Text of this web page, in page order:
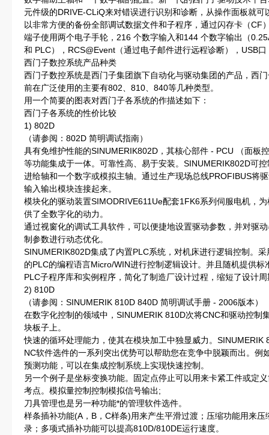
元件级的DRIVE-CLiQ来对错误进行识别和诊断，从操作面板就
以非常方便的备份全部调试数据文件和子程序，通过闪存卡（CF
端子使用两个电子手轮，216 个数字输入和144 个数字输出（
和 PLC），RCS@Event（通过电子邮件进行远程诊断），USB
西门子数控系统产品种类
西门子数控系统是西门子集团旗下自动化与驱动集团的产品，西
前在广泛使用的主要有802、810、840等几种类型。
用一个简要的图表对西门子各系统的作描述如下：
西门子各系统的性价比较
1) 802D
（请参阅：802D 简明调试指南）
具有免维护性能的SINUMERIK802D，其核心部件 - PCU （面板
等功能集成于一体。可靠性高、易于安装。 SINUMERIK802D可
进给轴和一个数字或模拟主轴。通过生产现场总线PROFIBUS将
输入输出模块连接起来。
模块化的驱动装置SIMODRIVE611Ue配套1FK6系列伺服电机，
供了全数字化的动力。
通过视窗化的调试工具软件，可以便捷地设置驱动参数，并对驱
制参数进行动态优化。
SINUMERIK802D集成了内置PLC系统，对机床进行逻辑控制。采
的PLC的编程语言Micro/WIN进行控制逻辑设计。并且随机提供标
PLC子程序库和实例程序，简化了制造厂设计过程，缩短了设计周
2) 810D
（请参阅：SINUMERIK 810D 840D 简明调试手册 - 2006版本）
在数字化控制的领域中，SINUMERIK 810D次将CNC和驱动控制
块板子上。
快速的循环处理能力，使其在模块加工中独显威力。 SINUMERIK
NC软件选件的一系列突出优势可以帮助您在竞争中脱颖而出。例
预测功能，可以在集成控制系统上实现快速控制。
另一个例子是坐标变换功能。固定点停止可以用来卡紧工件或定
考点。模拟量控制控制模拟信号输出;
刀具管理也是另一种功能*的管理软件选件。
样条插补功能(A，B，C样条)用来产生平滑过渡；压缩功能用来压
录；多项式插补功能可以提高810D/810DE运行速度。